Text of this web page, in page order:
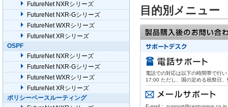
目的別メニュー
電話での対応は以下の時間帯で行
17:00 ただし、国の定める祝祭日
FutureNet NXRシリーズ
FutureNet NXR-Gシリーズ
FutureNet WXRシリーズ
FutureNet XRシリーズ
OSPF
FutureNet NXRシリーズ
FutureNet NXR-Gシリーズ
FutureNet WXRシリーズ
FutureNet XRシリーズ
ポリシーベースルーティング